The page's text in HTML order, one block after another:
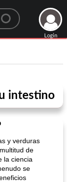
Login
intestino
y verduras
de
la ciencia
se